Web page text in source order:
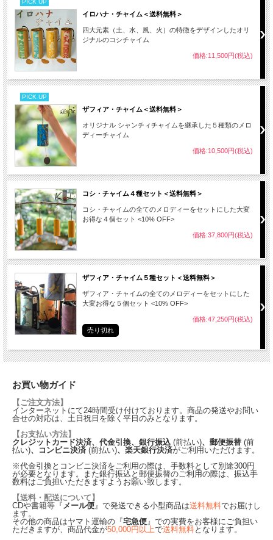
PICK UP
イロハナ・チャイム＜送料無料＞
四大元素（土、水、風、火）の特徴をデザインしたオリ
ジナルのコシチャイム
価格:11,500円(税込)
PICK UP
ザフィア・チャイム＜送料無料＞
オリジナル シャンチィチャイムを継承した５種類のメロ
ディーチャイム
価格:10,500円(税込)
コシ・チャイム４種セット＜送料無料＞
コシ・チャイムの全てのメロディーをセットにした大変
お得な４個セット <10% OFF>
価格:37,800円(税込)
ザフィア・チャイム５種セット＜送料無料＞
ザフィア・チャイムの全てのメロディーをセットにした
大変お得な５個セット <10% OFF>
価格:47,250円(税込)
売り切れ
お買い物ガイド
【ご注文方法】
インターネットにて24時間受け付けております。商品の発送やお問い
合せの対応は、土日祝日を除く平日のみとなります。
【お支払い方法】
クレジットカード決済、代金引換、銀行振込 (前払い)、郵便振替 (前
払い)、コンビニ決済 (前払い)、楽天銀行決済がご利用いただけます。
※代金引換とコンビニ決済をご利用の際は、手数料として別途300円
が必要となります。また銀行振込と郵便振替のご利用の際は、振込手
数料はご負担いただきますようお願い致します。
【送料・配送について】
CDや書籍等『メール便』で発送できる小型商品は送料無料でお届けし
ます。
その他の商品はヤマト運輸の『宅急便』での実費をお客様にご負担い
ただきますが、商品代金が50,000円以上で送料無料となります。